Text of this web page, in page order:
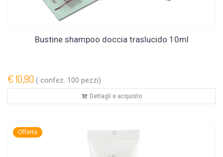
Bustine shampoo doccia traslucido 10ml
€ 10,90 ( confez. 100 pezzi)
Dettagli e acquisto
Offerta